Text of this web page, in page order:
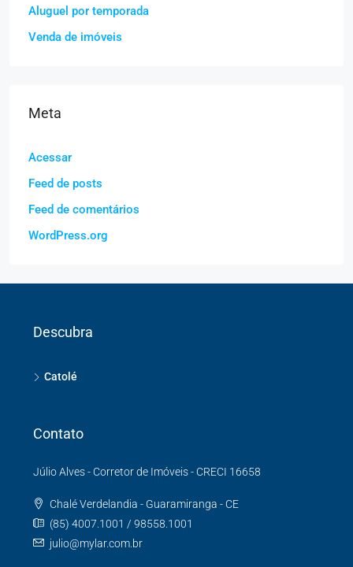
Aluguel por temporada
Venda de imóveis
Meta
Acessar
Feed de posts
Feed de comentários
WordPress.org
Descubra
Catolé
Contato
Júlio Alves - Corretor de Imóveis - CRECI 16658
Chalé Verdelandia - Guaramiranga - CE
(85) 4007.1001 / 98558.1001
julio@mylar.com.br